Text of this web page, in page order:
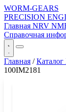
WORM-GEARS
PRECISION
Главная NRV
Справочная
Главная /
100IM2181